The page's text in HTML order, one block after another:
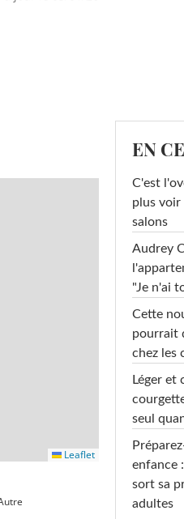
Leaflet
EN
C'est
plus voir
salons
Audrey
"Je n'ai
Cette
pourrait
chez les
Léger et
seul
enfance
sort sa
adultes